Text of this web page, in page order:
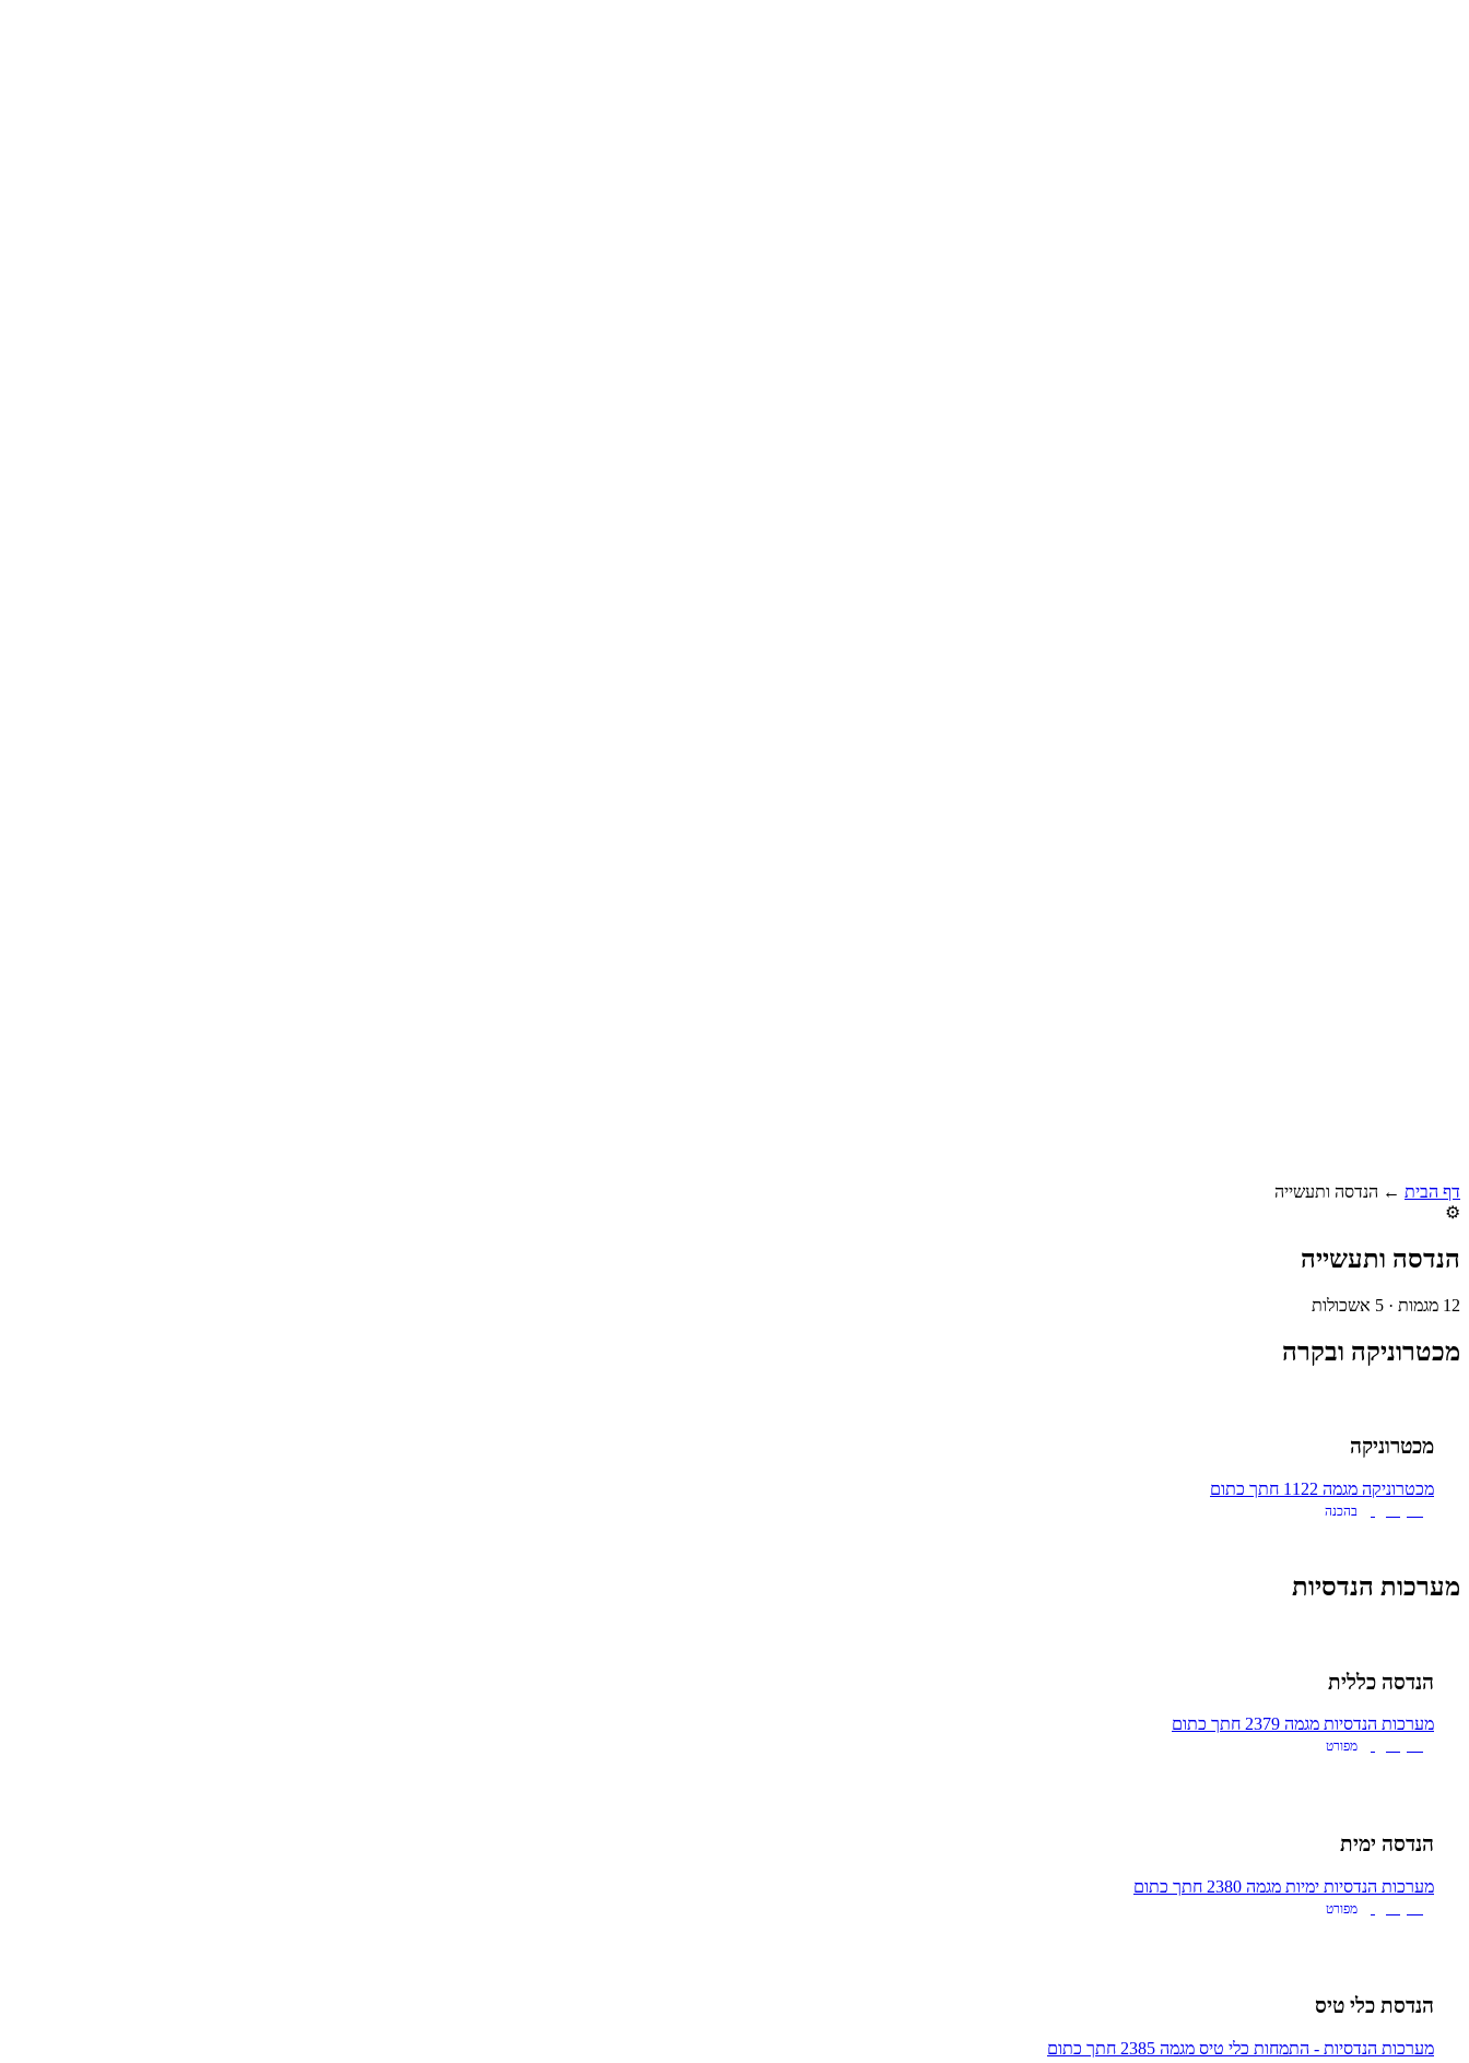
דף הבית ← הנדסה ותעשייה
⚙️
הנדסה ותעשייה
12 מגמות · 5 אשכולות
מכטרוניקה ובקרה
מכטרוניקה
מכטרוניקה מגמה 1122 חתך כתום
בהכנה
מערכות הנדסיות
הנדסה כללית
מערכות הנדסיות מגמה 2379 חתך כתום
מפורט
הנדסה ימית
מערכות הנדסיות ימיות מגמה 2380 חתך כתום
מפורט
הנדסת כלי טיס
מערכות הנדסיות - התמחות כלי טיס מגמה 2385 חתך כתום